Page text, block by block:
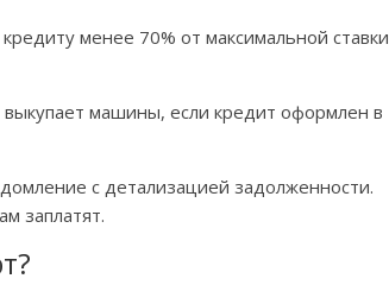
менее 70% от максимальной ставки
машины, если кредит оформлен в
с детализацией задолженности.
заплатят.